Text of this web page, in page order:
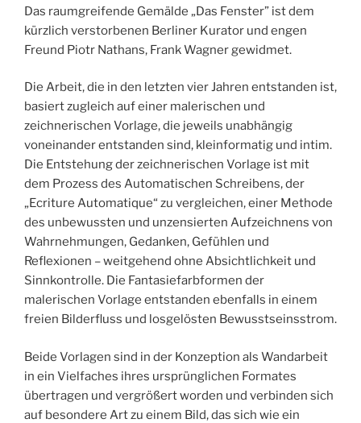
Das raumgreifende Gemälde „Das Fenster” ist dem
kürzlich verstorbenen Berliner Kurator und engen
Freund Piotr Nathans, Frank Wagner gewidmet.
Die Arbeit, die in den letzten vier Jahren entstanden ist,
basiert zugleich auf einer malerischen und
zeichnerischen Vorlage, die jeweils unabhängig
voneinander entstanden sind, kleinformatig und intim.
Die Entstehung der zeichnerischen Vorlage ist mit
dem Prozess des Automatischen Schreibens, der
„Ecriture Automatique“ zu vergleichen, einer Methode
des unbewussten und unzensierten Aufzeichnens von
Wahrnehmungen, Gedanken, Gefühlen und
Reflexionen – weitgehend ohne Absichtlichkeit und
Sinnkontrolle. Die Fantasiefarbformen der
malerischen Vorlage entstanden ebenfalls in einem
freien Bilderfluss und losgelösten Bewusstseinsstrom.
Beide Vorlagen sind in der Konzeption als Wandarbeit
in ein Vielfaches ihres ursprünglichen Formates
übertragen und vergrößert worden und verbinden sich
auf besondere Art zu einem Bild, das sich wie ein